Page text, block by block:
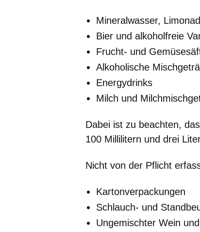
Mineralwasser,
Bier und alkoholfreie
Frucht- und
Alkoholische
Energydrinks
Milch und
Dabei ist zu beachten,
100 Millilitern und drei
Nicht von der Pflicht
Kartonverpackungen
Schlauch- und
Ungemischter Wein